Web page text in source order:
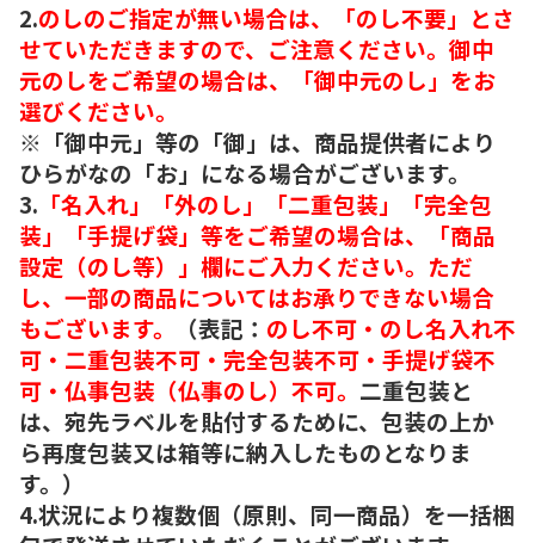
2.のしのご指定が無い場合は、「のし不要」とさ
せていただきますので、ご注意ください。御中
元のしをご希望の場合は、「御中元のし」をお
選びください。
※「御中元」等の「御」は、商品提供者により
ひらがなの「お」になる場合がございます。
3. 「名入れ」「外のし」「二重包装」「完全包
装」「手提げ袋」等をご希望の場合は、「商品
設定（のし等）」欄にご入力ください。ただ
し、一部の商品についてはお承りできない場合
もございます。
（表記： のし不可・のし名入れ不
可・二重包装不可・完全包装不可・手提げ袋不
可・仏事包装（仏事のし）不可。 二重包装と
は、宛先ラベルを貼付するために、包装の上か
ら再度包装又は箱等に納入したものとなりま
す。）
4.状況により複数個（原則、同一商品）を一括梱